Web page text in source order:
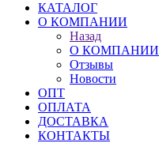
КАТАЛОГ
О КОМПАНИИ
Назад
О КОМПАНИИ
Отзывы
Новости
ОПТ
ОПЛАТА
ДОСТАВКА
КОНТАКТЫ